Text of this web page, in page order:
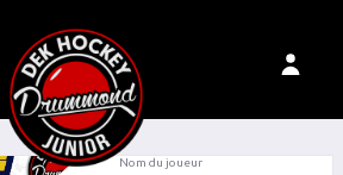
Nom du joueur